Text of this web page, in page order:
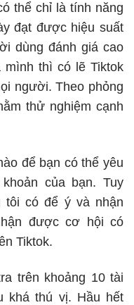
thể chỉ là tính năng
đạt được hiệu suất
dùng đánh giá cao
mình thì có lẽ Tiktok
người. Theo phỏng
thử nghiệm cạnh
để bạn có thể yêu
của bạn. Tuy
tôi có để ý và nhận
được cơ hội có
Tiktok.
trên khoảng 10 tài
khá thú vị. Hầu hết